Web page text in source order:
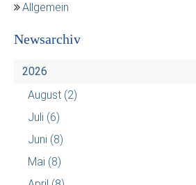
Allgemein
Newsarchiv
2026
August (2)
Juli (6)
Juni (8)
Mai (8)